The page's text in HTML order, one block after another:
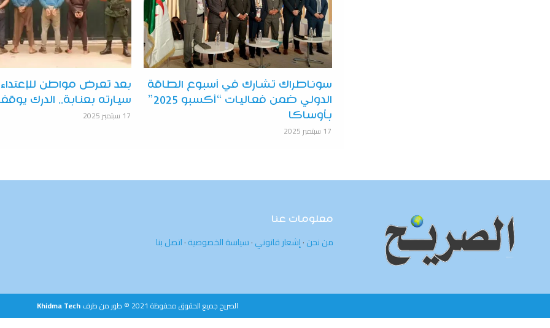
سوناطراك تشارك في أسبوع الطاقة
الدولي ضمن فعاليات “أكسبو 2025”
بأوساكا
17 سبتمبر 2025
بعد تعرض مواطن
سيارته بعنابة.. الدرك
17 سبتمبر 2025
معلومات عنا
من نحن·إشعار قانوني·سياسة الخصوصية·اتصل بنا
الصريح جميع الحقوق محفوظة 2021 © طور من طرف Khidma Tech